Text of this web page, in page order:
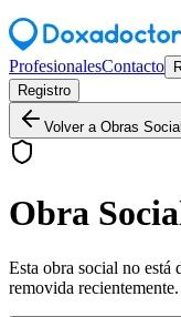
ProfesionalesContacto
Registro
Volver a Obras
Obra
Esta obra social no
removida recientemente.